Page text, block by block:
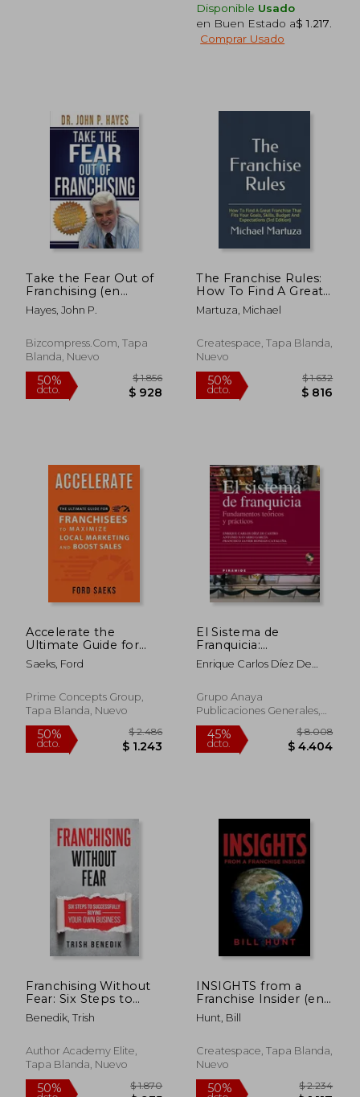
50%
dcto.
$ 2.762 50%
dcto.
50%
dcto.
$ 3.617
$ 1.809
45%
dcto. $
Disponible Usado
en Buen Estado a$ 1.217
Comprar Usado
Take the Fear Out of
Franchising (en
Inglés)
Hayes, John P.
Bizcompress.com, Tapa
Blanda, Nuevo
The Franchise Rules:
How To Find A Great
Franchise That Fits
Your Goals, Skills and
Martuza, Michael
Createspace, Tapa Blanda,
Nuevo
Accelerate the
Ultimate Guide for
Franchisees to
Maximize Local
Sales (en Inglés)
Saeks, Ford
Prime Concepts Group,
Tapa Blanda, Nuevo
El Sistema de
Franquicia:
Fundamentos
Teóricos y Prácticos
Enrique Carlos Díez De
García; Francisco Javier
Rondán Cataluña
Grupo Anaya
Publicaciones Generales,
2005, Tapa Blanda,
Franchising Without
Fear: Six Steps to
Successfully Buying
Your Own Business
Benedik, Trish
Author Academy Elite,
Tapa Blanda, Nuevo
INSIGHTS from a
Franchise Insider (en
Inglés)
Hunt, Bill
Createspace, Tapa Blanda,
Nuevo